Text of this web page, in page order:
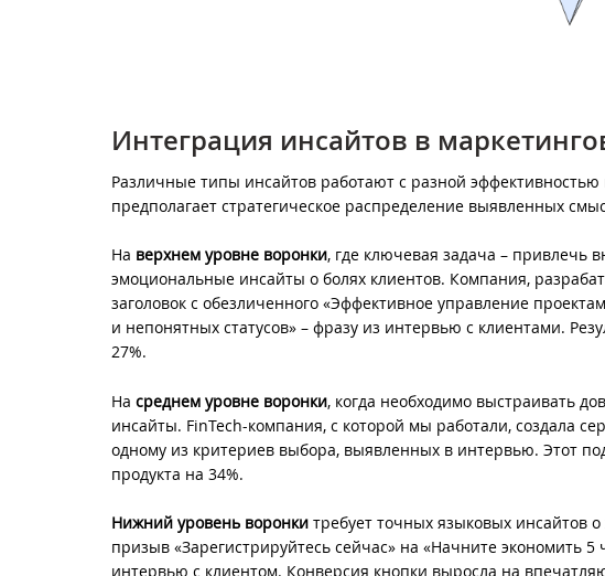
Интеграция инсайтов в
Различные типы инсайтов работают с разной
предполагает стратегическое распределение выявленных
На верхнем уровне воронки, где ключевая задача – привлечь
эмоциональные инсайты о болях клиентов. Компания,
заголовок с обезличенного «Эффективное управление
и непонятных статусов» – фразу из интервью с клиентами.
27%.
На среднем уровне воронки, когда необходимо выстраивать
инсайты. FinTech-компания, с которой мы работали, создала
одному из критериев выбора, выявленных в интервью. Этот
продукта на 34%.
Нижний уровень воронки требует точных языковых инсайтов
призыв «Зарегистрируйтесь сейчас» на «Начните экономить
интервью с клиентом. Конверсия кнопки выросла на